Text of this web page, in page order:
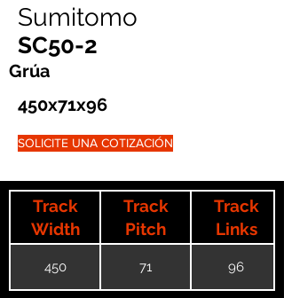
Sumitomo
SC50-2
Grúa
450x71x96
SOLICITE UNA COTIZACIÓN
Track
Width
Track
Pitch
Track
Links
450 71 96